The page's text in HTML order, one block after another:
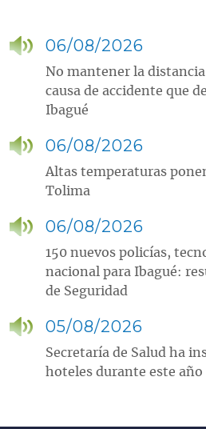
06/08/2026
No mantener la
causa de accidente que
Ibagué
06/08/2026
Altas temperaturas
Tolima
06/08/2026
150 nuevos policías,
nacional para Ibagué:
de Seguridad
05/08/2026
Secretaría de Salud ha
hoteles durante este año